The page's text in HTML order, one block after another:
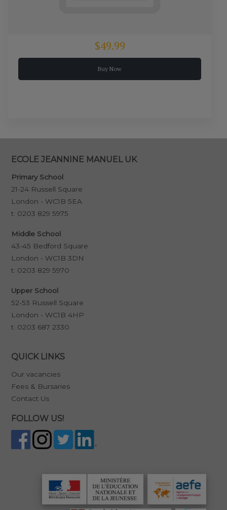
$49.99
Buy Now
ECOLE JEANNINE MANUEL UK
Primary School
21-24 Russell Square
London - WC1B 5EA
t: 0203 829 5975
Middle School
43-45 Bedford Square
London - WC1B 3DN
t: 0203 829 5970
Upper School
52-53 Russell Square
London - WC1B 4HP
t: 0203 687 2330
QUICK LINKS
Our vacancies
Fees & Bursaries
Contact Us
FOLLOW US!